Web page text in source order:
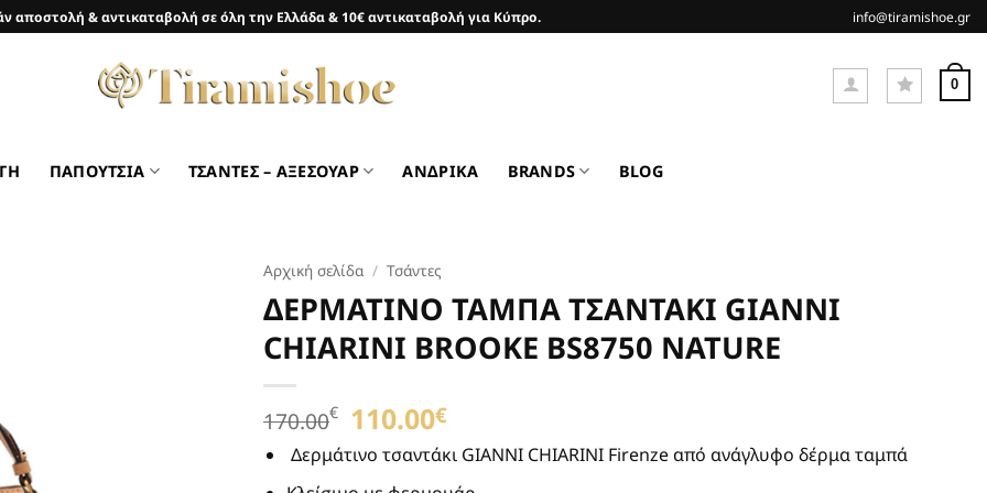
αποστολή & αντικαταβολή σε όλη την Ελλάδα & 10€ αντικαταβολή για Κύπρο. info@tiramishoe.gr
0
ΠΑΠΟΥΤΣΙΑ ΤΣΑΝΤΕΣ – ΑΞΕΣΟΥΑΡ ΑΝΔΡΙΚΑ BRANDS BLOG
Αρχική σελίδα / Τσάντες
ΔΕΡΜΑΤΙΝΟ ΤΑΜΠΑ ΤΣΑΝΤΑΚΙ GIANNI
CHIARINI BROOKE BS8750 NATURE
170.00€ Original
price
was:
110.00€Η
τιμή
Δερμάτινο τσαντάκι GIANNI CHIARINI Firenze από ανάγλυφο δέρμα ταμπά